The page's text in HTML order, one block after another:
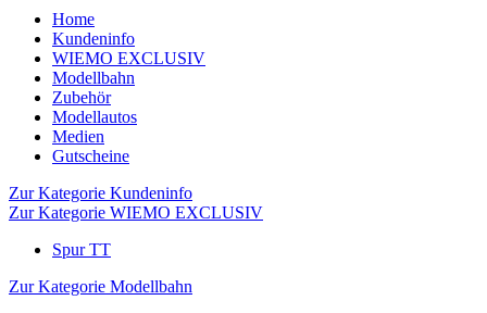
Home
Kundeninfo
WIEMO EXCLUSIV
Modellbahn
Zubehör
Modellautos
Medien
Gutscheine
Zur Kategorie Kundeninfo
Zur Kategorie WIEMO EXCLUSIV
Spur TT
Zur Kategorie Modellbahn